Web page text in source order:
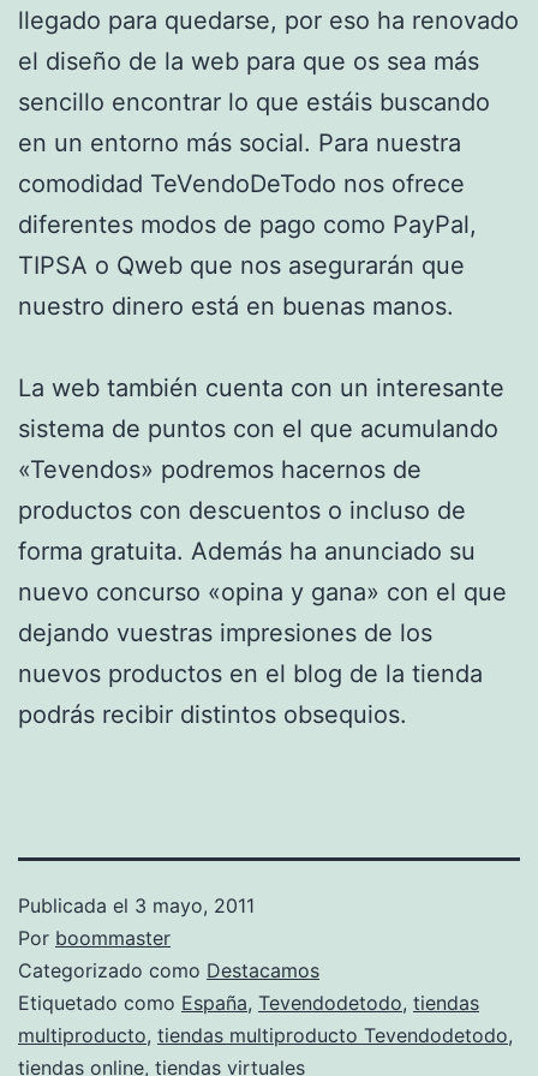
llegado para quedarse, por eso ha renovado
el diseño de la web para que os sea más
sencillo encontrar lo que estáis buscando
en un entorno más social. Para nuestra
comodidad TeVendoDeTodo nos ofrece
diferentes modos de pago como PayPal,
TIPSA o Qweb que nos asegurarán que
nuestro dinero está en buenas manos.
La web también cuenta con un interesante
sistema de puntos con el que acumulando
«Tevendos» podremos hacernos de
productos con descuentos o incluso de
forma gratuita. Además ha anunciado su
nuevo concurso «opina y gana» con el que
dejando vuestras impresiones de los
nuevos productos en el blog de la tienda
podrás recibir distintos obsequios.
Publicada el 3 mayo, 2011
Por boommaster
Categorizado como Destacamos
Etiquetado como España, Tevendodetodo, tiendas
multiproducto, tiendas multiproducto Tevendodetodo,
tiendas online, tiendas virtuales